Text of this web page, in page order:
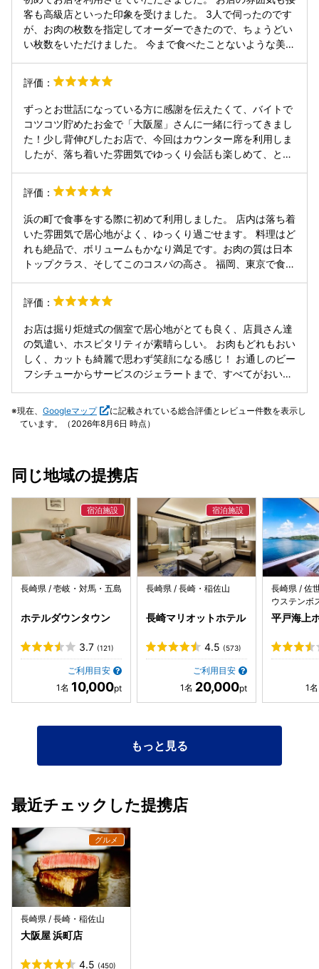
客も高級店といった印象を受けました。 3人で伺ったのです
が、お肉の枚数を指定してオーダーできたので、ちょうどい
い枚数をいただけました。 今まで食べたことないような美味
評価：
ずっとお世話になっている方に感謝を伝えたくて、バイトで
コツコツ貯めたお金で「大阪屋」さんに一緒に行ってきまし
た！少し背伸びしたお店で、今回はカウンター席を利用しま
したが、落ち着いた雰囲気でゆっくり会話も楽しめて、とて
くて、一口食べた瞬間に「これは間違いない！」と思える美
味しさ。中でも印象に残ったのが焼きすきで、さっと炙った
お肉の旨みとタレのバランスが絶妙で本当に美味しかったで
す！シンプルなのに贅沢感があって、「これを食べにまた来
たい！」と思える一品でした。事前に見ていた口コミ通り
で、期待を裏切らないどころかそれ以上でした！ お世話にな
った方も「めっちゃ美味しいね」と喜んでくれて、その一言
客も丁寧で、落ち着いた雰囲気の中でゆっくり食事ができた
が、それ以上に価値のある時間を過ごせました！大切な人と
行くのにぴったりのお店だと思います。また何かの節目に来
たいです！
評価：
浜の町で食事をする際に初めて利用しました。 店内は落ち着
いた雰囲気で居心地がよく、ゆっくり過ごせます。 料理はど
れも絶品で、ボリュームもかなり満足です。お肉の質は日本
トップクラス、そしてこのコスパの高さ。 福岡、東京で食べ
で、気持ちよく食事ができました。 長崎に来る方などにも自
信を持っておすすめできる焼肉屋さんでした。 必ずまた行き
ます。ご馳走様でした。
評価：
お店は掘り炬燵式の個室で居心地がとても良く、店員さん達
の気遣い、ホスピタリティが素晴らしい。 お肉もどれもおい
しく、カットも綺麗で思わず笑顔になる感じ！ お通しのビー
フシチューからサービスのジェラートまで、すべてがおいし
現在、 Googleマップ
に記載されている総合評価とレビュー件数を表示し
ています。（2026年8月6日 時点）
同じ地域の提携店
長崎県 / 壱岐・対馬・五島
ホテルダウンタウン
3.7 (121)
ご利用目安
10,000
長崎県 / 長崎・稲佐山
長崎マリオットホテル
4.5 (573)
ご利用目安
20,000
長崎県 / 佐
ウステンボ
平戸海上
もっと見る
最近チェックした提携店
長崎県 / 長崎・稲佐山
大阪屋 浜町店
4.5 (450)